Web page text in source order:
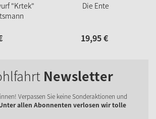
"Krtek"
Die Ente
19,95€
Newsletter
Verpassen Sie keine Sonderaktionen und
allen Abonnenten verlosen wir tolle